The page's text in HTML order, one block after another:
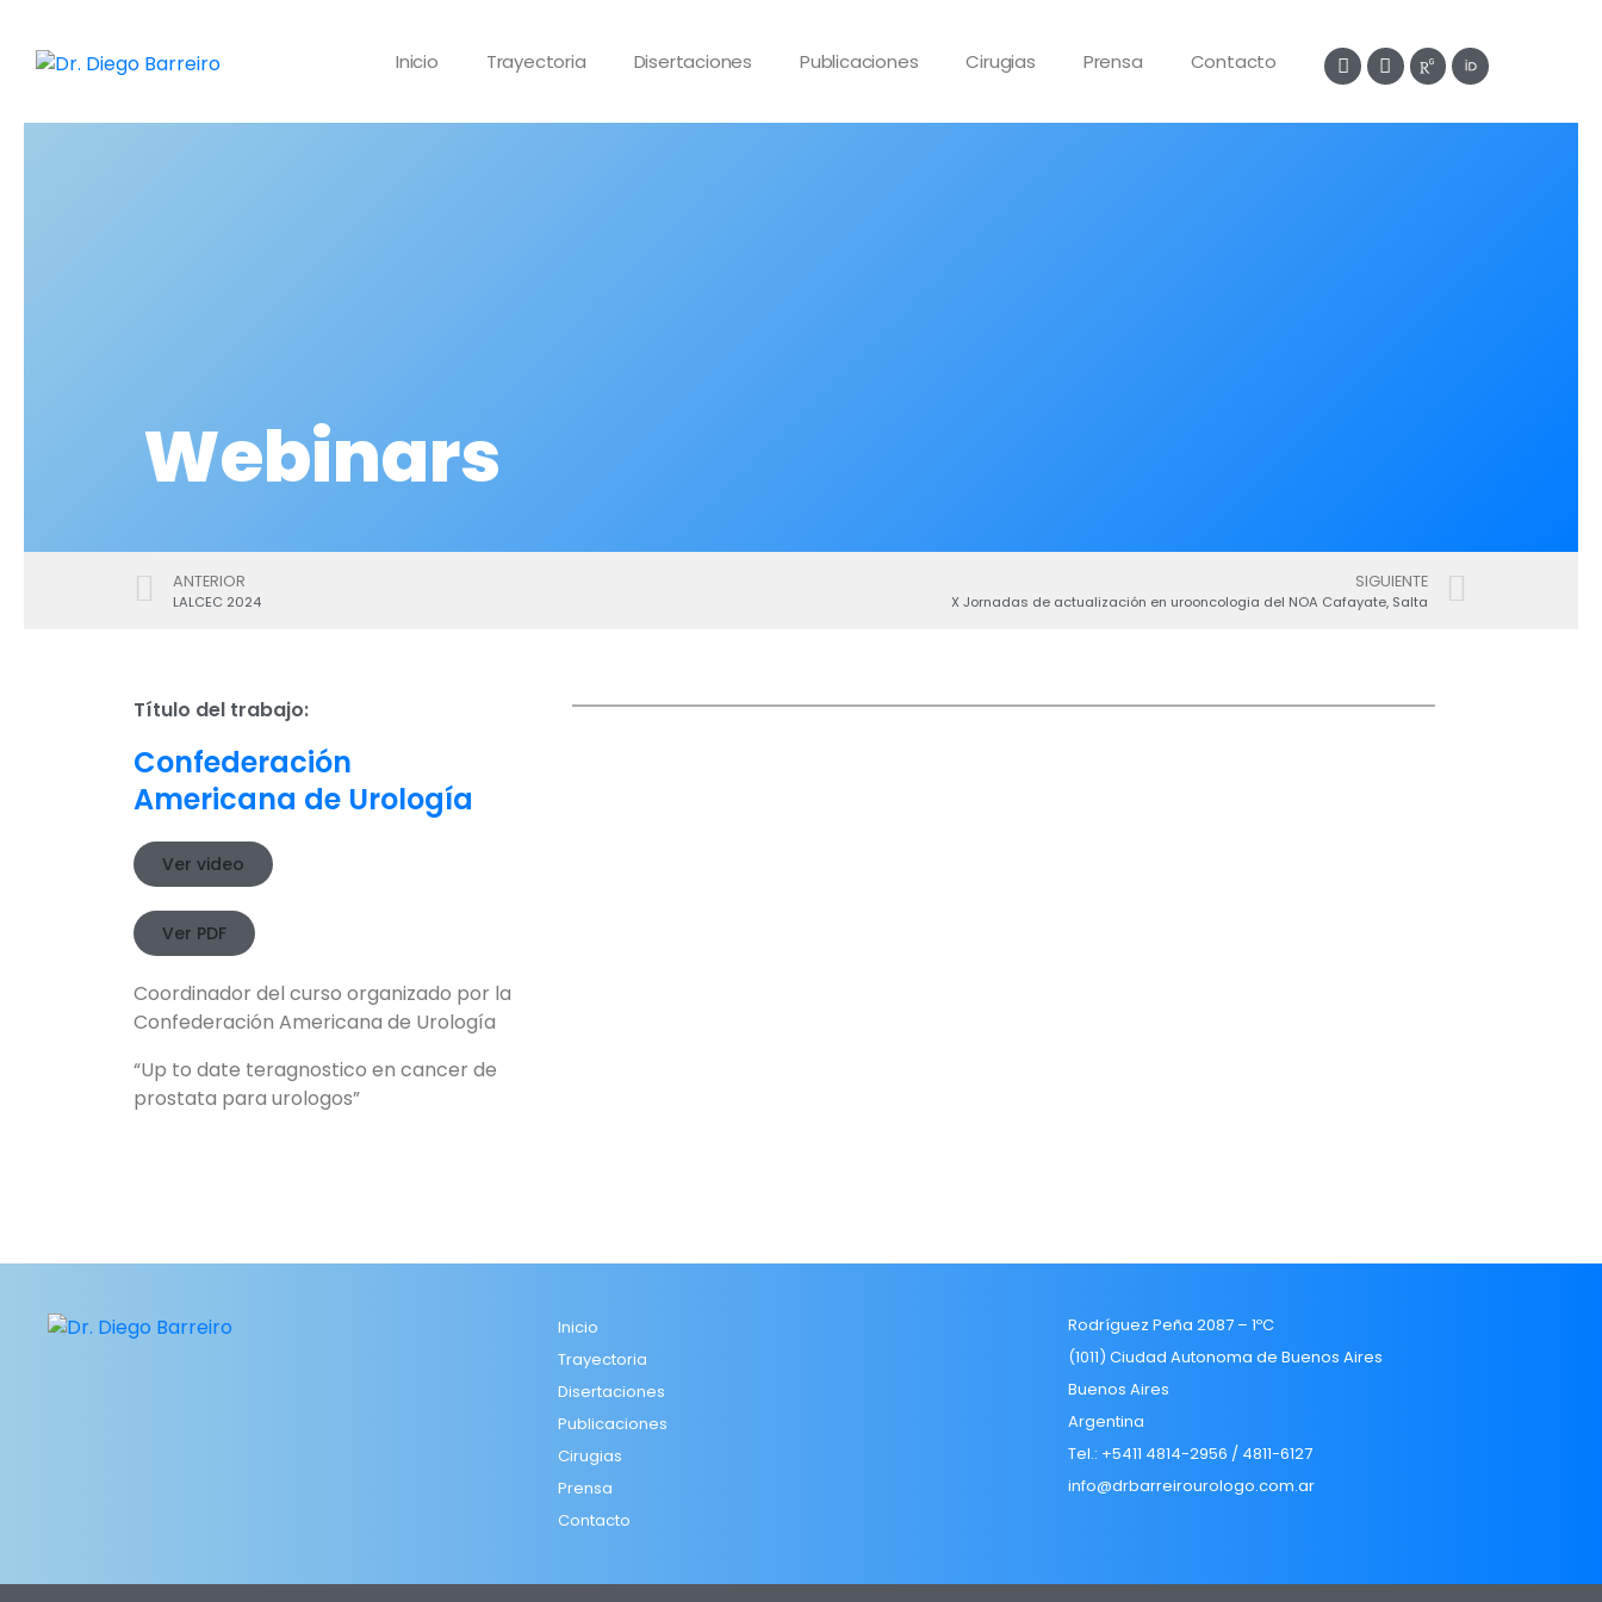
Inicio Trayectoria Disertaciones Publicaciones Cirugias Prensa Contacto
Webinars
ANTERIOR
LALCEC 2024
SIGUIENTE
X Jornadas de actualización en urooncologia del NOA Cafayate, Salta
Título del trabajo:
Confederación
Americana de Urología
Ver video
Ver PDF
Coordinador del curso organizado por la
Confederación Americana de Urología
“Up to date teragnostico en cancer de
prostata para urologos”
Inicio
Trayectoria
Disertaciones
Publicaciones
Cirugias
Prensa
Contacto
Rodríguez Peña 2087 – 1ºC
(1011) Ciudad Autonoma de Buenos Aires
Buenos Aires
Argentina
Tel.: +5411 4814-2956 / 4811-6127
info@drbarreirourologo.com.ar